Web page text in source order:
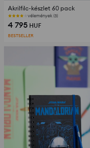
Akrilfilc-készlet 60 pack
vélemények (3)
4 795 HUF
BESTSELLER